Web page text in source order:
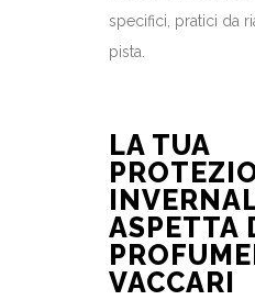
specifici, pratici da
pista.
LA TUA
ASPETTA
VACCARI